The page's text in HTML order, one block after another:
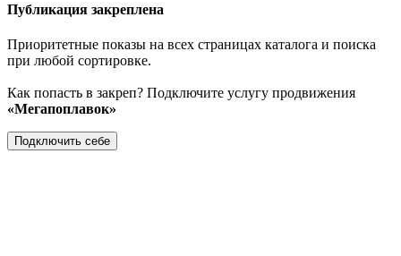
Публикация закреплена
Приоритетные показы на всех страницах каталога и поиска
при любой сортировке.
Как попасть в закреп? Подключите услугу продвижения
«Мегапоплавок»
Подключить себе